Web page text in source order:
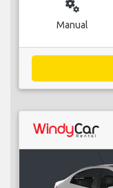
miscellaneous_services
Manual